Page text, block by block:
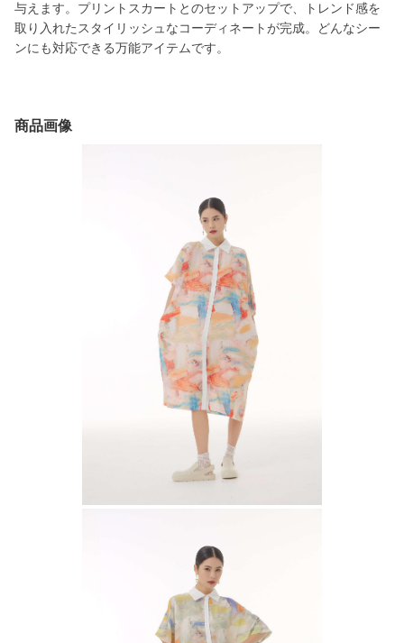
与えます。プリントスカートとのセットアップで、トレンド感を
取り入れたスタイリッシュなコーディネートが完成。どんなシー
ンにも対応できる万能アイテムです。
商品画像